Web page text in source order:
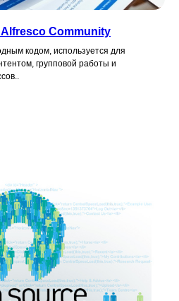
Community
кодом, используется для
групповой работы и